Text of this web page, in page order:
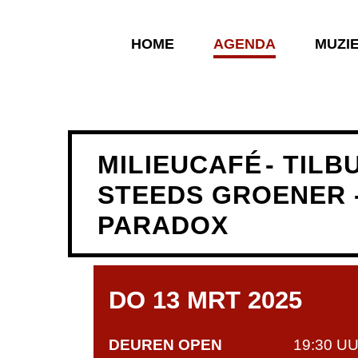
HOME AGENDA
MILIEUCAFÉ-
STEEDS
PARADOX
DO 13 MRT 2025
DEUREN OPEN
19:30